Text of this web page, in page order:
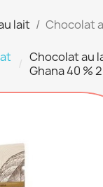
lait Chocolat
Chocolat au
Ghana 40 %